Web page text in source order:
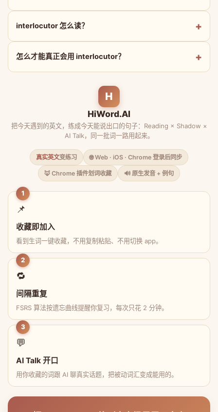
interlocutor 怎么读？
怎么才能真正会用 interlocutor？
H
HiWord.AI
把今天遇到的英文，练成今天能说出口的句子：Reading × Shadow ×
AI Talk，同一批词一路用起来。
真实英文变练习 🌐 Web · iOS · Chrome 登录后同步
🦊 Chrome 插件划词收藏 🔊 原生发音 + 例句
1
📌
收藏即加入
看到生词一键收藏，不用复制粘贴、不用切换 app。
2
🔁
间隔重复
FSRS 算法按遗忘曲线提醒你复习，每次只花 2 分钟。
3
💬
AI Talk 开口
用你收藏的词跟 AI 聊真实话题，把被动词汇变成能用的。